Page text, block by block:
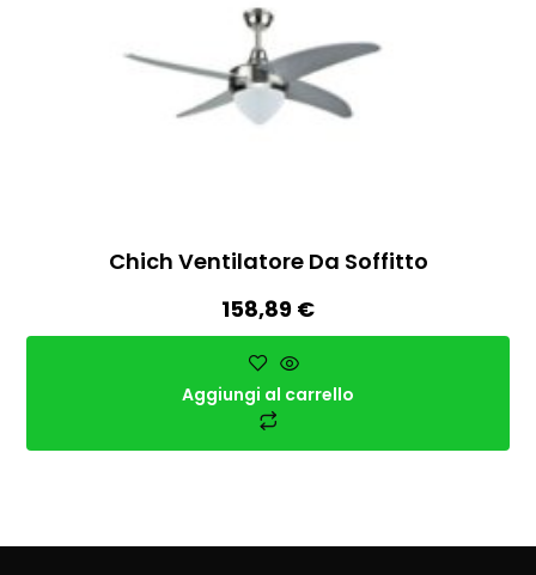
Chich Ventilatore Da Soffitto
158,89 €
Aggiungi al carrello